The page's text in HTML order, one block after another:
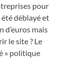
pour
été déblayé et
mais
le site ? Le
» politique